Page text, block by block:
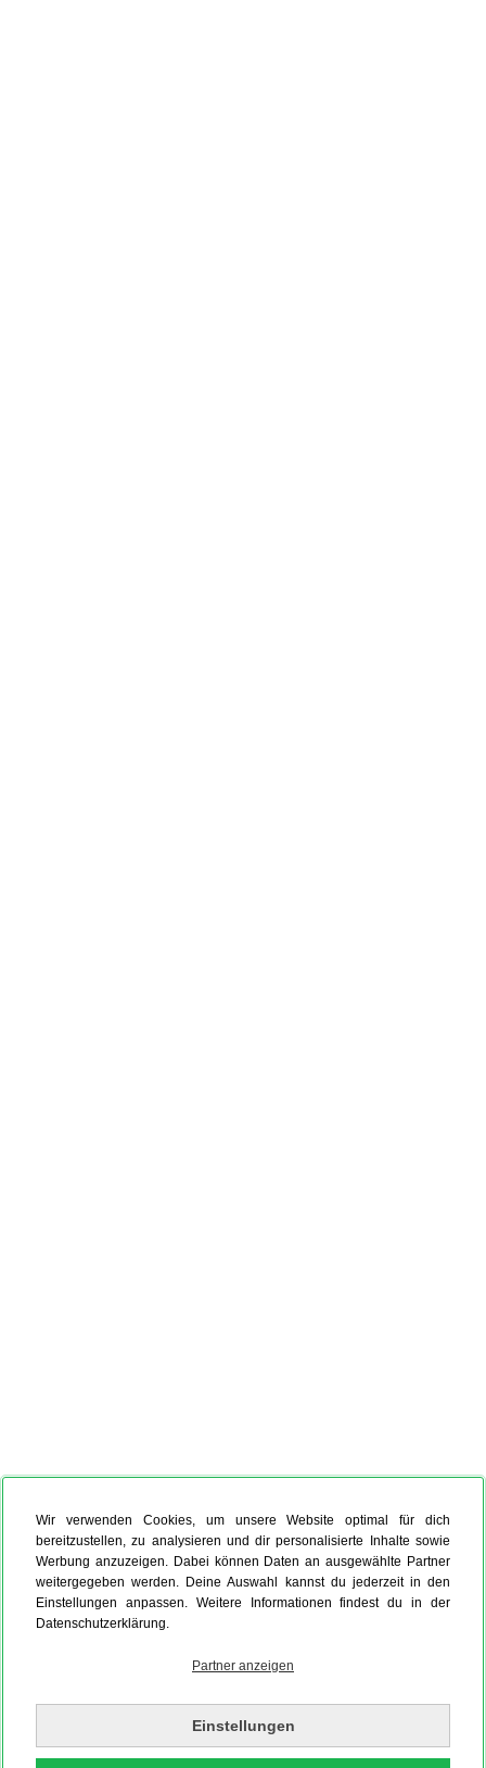
Wir verwenden Cookies, um unsere Website optimal für dich
bereitzustellen, zu analysieren und dir personalisierte Inhalte sowie
Werbung anzuzeigen. Dabei können Daten an ausgewählte Partner
weitergegeben werden. Deine Auswahl kannst du jederzeit in den
Einstellungen anpassen. Weitere Informationen findest du in der
Datenschutzerklärung.
Partner anzeigen
Einstellungen